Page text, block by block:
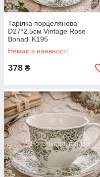
Тарілка порцелянова
D27*2.5см Vintage Rose
Bonadi K195
Немає в наявності
378 ₴